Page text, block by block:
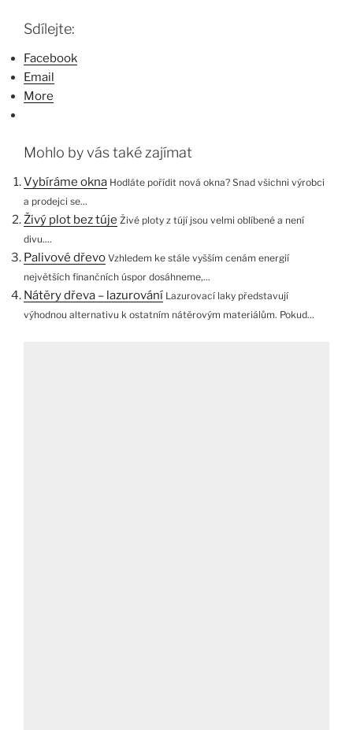
Sdílejte:
Facebook
Email
More
Mohlo by vás také zajímat
Vybíráme okna Hodláte pořídit nová okna? Snad všichni výrobci
a prodejci se...
Živý plot bez túje Živé ploty z tújí jsou velmi oblíbené a není
divu....
Palivové dřevo Vzhledem ke stále vyšším cenám energií
největších finančních úspor dosáhneme,...
Nátěry dřeva – lazurování Lazurovací laky představují
výhodnou alternativu k ostatním nátěrovým materiálům. Pokud...